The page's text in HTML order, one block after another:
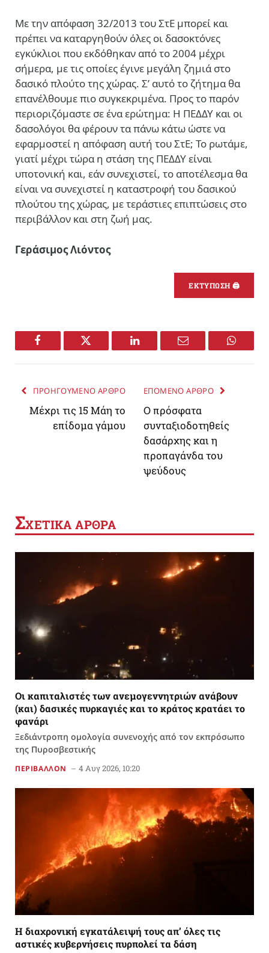
Με την απόφαση 32/2013 του ΣτΕ μπορεί και
πρέπει να καταργηθούν όλες οι δασοκτόνες
εγκύκλιοι που εκδόθηκαν από το 2004 μέχρι
σήμερα, με τις οποίες έγινε μεγάλη ζημιά στο
δασικό πλούτο της χώρας. Σ’ αυτό το ζήτημα θα
επανέλθουμε πιο συγκεκριμένα. Προς το παρόν
περιοριζόμαστε σε ένα ερώτημα: Η ΠΕΔΔΥ και οι
δασολόγοι θα φέρουν τα πάνω κάτω ώστε να
εφαρμοστεί η απόφαση αυτή του ΣτΕ; Το ρωτάμε,
γιατί μέχρι τώρα η στάση της ΠΕΔΔΥ είναι
υποτονική και, εάν συνεχιστεί, το αποτέλεσμα θα
είναι να συνεχιστεί η καταστροφή του δασικού
πλούτου της χώρας, με τεράστιες επιπτώσεις στο
περιβάλλον και στη ζωή μας.
Γεράσιμος Λιόντος
ΕΚΤΥΠΩΣΗ 🖨
Facebook Twitter LinkedIn Email
ΠΡΟΗΓΟΥΜΕΝΟ ΑΡΘΡΟ
Μέχρι τις 15 Μάη το
επίδομα γάμου
ΕΠΟΜΕΝΟ ΑΡΘΡΟ
Ο πρόσφατα
συνταξιοδοτηθείς
δασάρχης και η
προπαγάνδα του
ψεύδους
ΣΧΕΤΙΚΑ ΑΡΘΡΑ
Οι καπιταλιστές των ανεμογεννητριών ανάβουν
(και) δασικές πυρκαγιές και το κράτος κρατάει το
φανάρι
Ξεδιάντροπη ομολογία συνενοχής από τον εκπρόσωπο
της Πυροσβεστικής
ΠΕΡΙΒΑΛΛΟΝ 4 Αυγ 2026, 10:20
Η διαχρονική εγκατάλειψή τους απ’ όλες τις
αστικές κυβερνήσεις πυρπολεί τα δάση